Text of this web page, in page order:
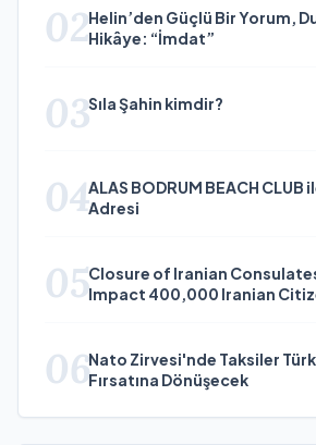
02Helin’den Güçlü Bir Yorum,
Hikâye: “İmdat”
03Sıla Şahin kimdir?
04ALAS BODRUM BEACH CLUB
Adresi
05Closure of Iranian
Impact 400,000 Iranian
06Nato Zirvesi'nde Taksiler
Fırsatına Dönüşecek